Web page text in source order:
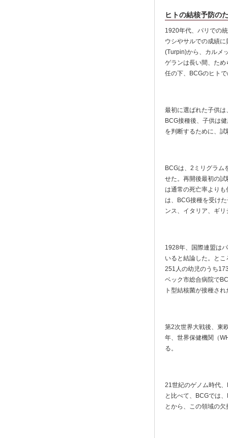
ヒトの結核予防の
1920年代、パリでの
ウシやサルでの成績
(Turpin)から、カルメ
ゲランは長い間、た
任の下、BCGのヒト
最初に選ばれた子供
BCG接種後、子供は
を判断するために、
BCGは、2ミリグラム
せた。再開後最初の
は通常の死亡率より
は、BCG接種を受け
ンス、イタリア、ギ
1928年、国際連盟は
いると結論した。と
251人の幼児のうち
ベック市総合病院で
ト型結核菌が接種さ
第2次世界大戦後、東
年、世界保健機関（
る。
21世紀のゲノム時代
と比べて、BCGでは
とから、この領域の